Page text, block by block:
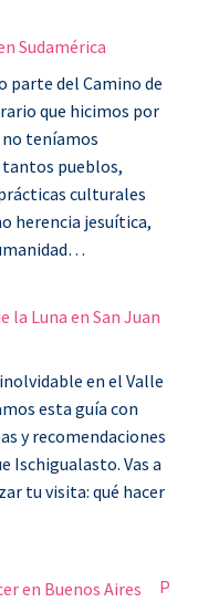
Sudamérica
parte del Camino de
que hicimos por
teníamos
pueblos,
culturales
herencia jesuítica,
la Luna en San Juan
en el Valle
esta guía con
y recomendaciones
Ischigualasto. Vas a
tu visita: qué hacer
P